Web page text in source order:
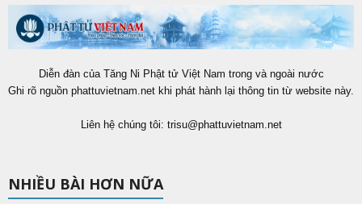
Diễn đàn của Tăng Ni Phật tử Việt Nam trong và ngoài nước
Ghi rõ nguồn phattuvietnam.net khi phát hành lại thông tin từ website này.
Liên hệ chúng tôi: trisu@phattuvietnam.net
NHIỀU BÀI HƠN NỮA